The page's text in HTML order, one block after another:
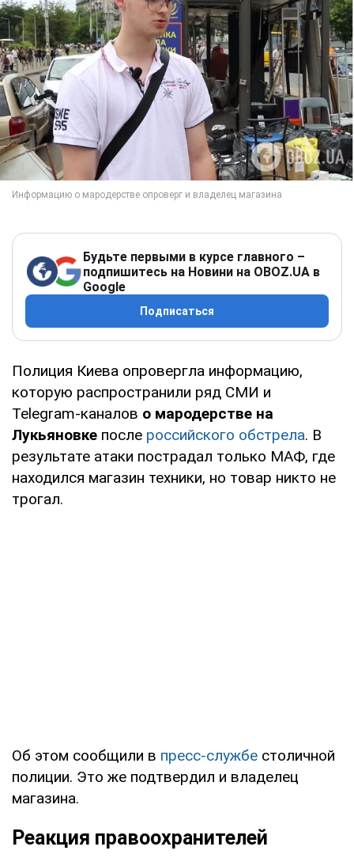
Будьте первыми в курсе главного –
подпишитесь на Новини на OBOZ.UA в
Google
Подписаться
Полиция Киева опровергла информацию,
которую распространили ряд СМИ и
Telegram-каналов о мародерстве на
Лукьяновке после российского обстрела. В
результате атаки пострадал только МАФ, где
находился магазин техники, но товар никто не
трогал.
Об этом сообщили в пресс-службе столичной
полиции. Это же подтвердил и владелец
магазина.
Реакция правоохранителей